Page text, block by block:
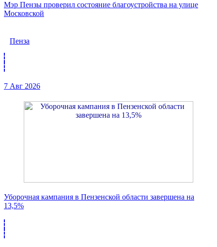
Мэр Пензы проверил состояние благоустройства на улице
Московской
Пенза
7 Авг 2026
Уборочная кампания в Пензенской области завершена на
13,5%